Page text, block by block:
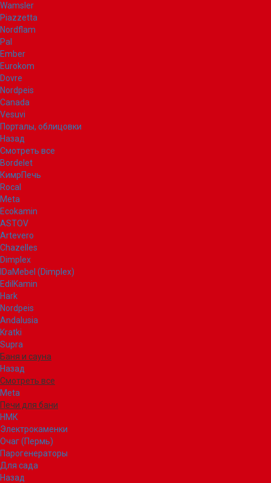
Wamsler
Piazzetta
Nordflam
Pal
Ember
Eurokom
Dovre
Nordpeis
Canada
Vesuvi
Порталы, облицовки
Назад
Смотреть все
Bordelet
КимрПечь
Rocal
Meta
Ecokamin
ASTOV
Artevero
Chazelles
Dimplex
IDaMebel (Dimplex)
EdilKamin
Hark
Nordpeis
Andalusia
Kratki
Supra
Баня и сауна
Назад
Смотреть все
Meta
Печи для бани
НМК
Электрокаменки
Очаг (Пермь)
Парогенераторы
Для сада
Назад